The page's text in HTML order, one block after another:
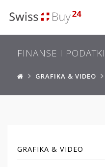
FINANSE I PODATKI
GRAFIKA & VIDEO
GRAFIKA & VIDEO